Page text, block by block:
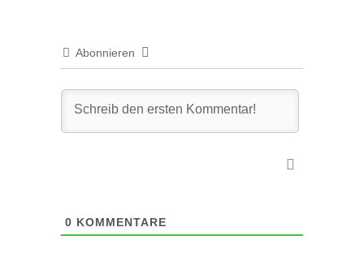
Abonnieren
0 KOMMENTARE